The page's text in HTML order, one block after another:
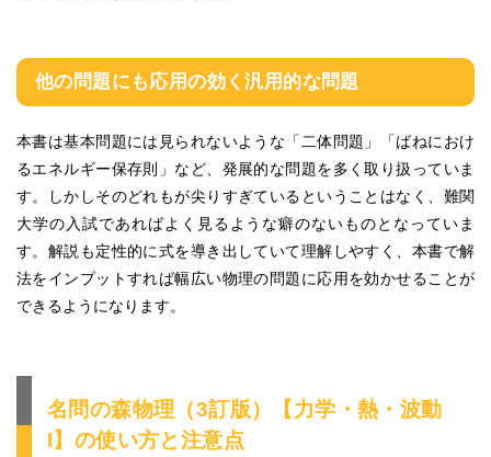
他の問題にも応用の効く汎用的な問題
本書は基本問題には見られないような「二体問題」「ばねにおけ
るエネルギー保存則」など、発展的な問題を多く取り扱っていま
す。しかしそのどれもが尖りすぎているということはなく、難関
大学の入試であればよく見るような癖のないものとなっていま
す。解説も定性的に式を導き出していて理解しやすく、本書で解
法をインプットすれば幅広い物理の問題に応用を効かせることが
できるようになります。
名問の森物理（3訂版）【力学・熱・波動
I】の使い方と注意点